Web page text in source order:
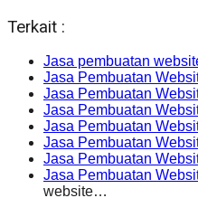
Terkait :
Jasa pembuatan
Jasa Pembuatan
Jasa Pembuatan
Jasa Pembuatan
Jasa Pembuatan
Jasa Pembuatan
Jasa Pembuatan
Jasa Pembuatan
website…